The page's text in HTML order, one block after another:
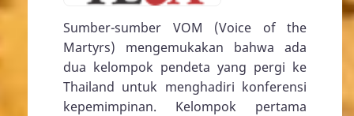
Sumber-sumber VOM (Voice of the
Martyrs) mengemukakan bahwa ada
dua kelompok pendeta yang pergi ke
Thailand untuk menghadiri konferensi
kepemimpinan. Kelompok pertama